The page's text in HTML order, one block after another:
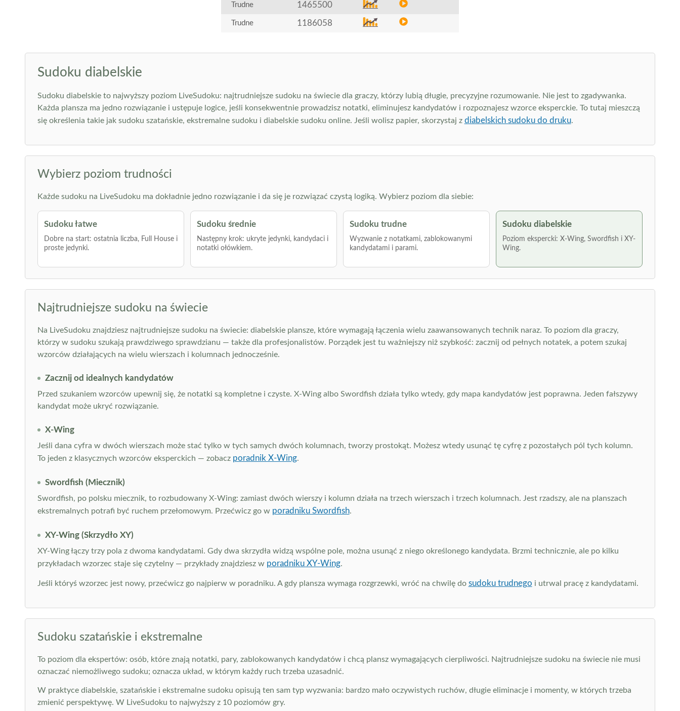
Trudne 1465500
Trudne 1186058
Sudoku diabelskie
Sudoku diabelskie to najwyższy poziom LiveSudoku: najtrudniejsze sudoku na świecie dla graczy, którzy lubią długie, precyzyjne rozumowanie. Nie jest to zgadywanka.
Każda plansza ma jedno rozwiązanie i ustępuje logice, jeśli konsekwentnie prowadzisz notatki, eliminujesz kandydatów i rozpoznajesz wzorce eksperckie. To tutaj mieszczą
się określenia takie jak sudoku szatańskie, ekstremalne sudoku i diabelskie sudoku online. Jeśli wolisz papier, skorzystaj z diabelskich sudoku do druku.
Wybierz poziom trudności
Każde sudoku na LiveSudoku ma dokładnie jedno rozwiązanie i da się je rozwiązać czystą logiką. Wybierz poziom dla siebie:
Sudoku łatwe
Dobre na start: ostatnia liczba, Full House i
proste jedynki.
Sudoku średnie
Następny krok: ukryte jedynki, kandydaci i
notatki ołówkiem.
Sudoku trudne
Wyzwanie z notatkami, zablokowanymi
kandydatami i parami.
Sudoku diabelskie
Poziom ekspercki: X-Wing, Swordfish i XY-
Wing.
Najtrudniejsze sudoku na świecie
Na LiveSudoku znajdziesz najtrudniejsze sudoku na świecie: diabelskie plansze, które wymagają łączenia wielu zaawansowanych technik naraz. To poziom dla graczy,
którzy w sudoku szukają prawdziwego sprawdzianu — także dla profesjonalistów. Porządek jest tu ważniejszy niż szybkość: zacznij od pełnych notatek, a potem szukaj
wzorców działających na wielu wierszach i kolumnach jednocześnie.
Zacznij od idealnych kandydatów
Przed szukaniem wzorców upewnij się, że notatki są kompletne i czyste. X-Wing albo Swordfish działa tylko wtedy, gdy mapa kandydatów jest poprawna. Jeden fałszywy
kandydat może ukryć rozwiązanie.
X-Wing
Jeśli dana cyfra w dwóch wierszach może stać tylko w tych samych dwóch kolumnach, tworzy prostokąt. Możesz wtedy usunąć tę cyfrę z pozostałych pól tych kolumn.
To jeden z klasycznych wzorców eksperckich — zobacz poradnik X-Wing.
Swordfish (Miecznik)
Swordfish, po polsku miecznik, to rozbudowany X-Wing: zamiast dwóch wierszy i kolumn działa na trzech wierszach i trzech kolumnach. Jest rzadszy, ale na planszach
ekstremalnych potrafi być ruchem przełomowym. Przećwicz go w poradniku Swordfish.
XY-Wing (Skrzydło XY)
XY-Wing łączy trzy pola z dwoma kandydatami. Gdy dwa skrzydła widzą wspólne pole, można usunąć z niego określonego kandydata. Brzmi technicznie, ale po kilku
przykładach wzorzec staje się czytelny — przykłady znajdziesz w poradniku XY-Wing.
Jeśli któryś wzorzec jest nowy, przećwicz go najpierw w poradniku. A gdy plansza wymaga rozgrzewki, wróć na chwilę do sudoku trudnego i utrwal pracę z kandydatami.
Sudoku szatańskie i ekstremalne
To poziom dla ekspertów: osób, które znają notatki, pary, zablokowanych kandydatów i chcą plansz wymagających cierpliwości. Najtrudniejsze sudoku na świecie nie musi
oznaczać niemożliwego sudoku; oznacza układ, w którym każdy ruch trzeba uzasadnić.
W praktyce diabelskie, szatańskie i ekstremalne sudoku opisują ten sam typ wyzwania: bardzo mało oczywistych ruchów, długie eliminacje i momenty, w których trzeba
zmienić perspektywę. W LiveSudoku to najwyższy z 10 poziomów gry.